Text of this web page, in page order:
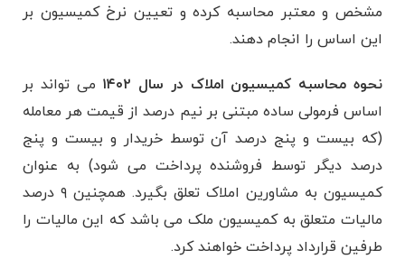
مشخص و معتبر محاسبه کرده و تعیین نرخ کمیسیون بر
این اساس را انجام دهند.
نحوه محاسبه کمیسیون املاک در سال ۱۴۰۲
می ‌تواند بر
اساس فرمولی ساده مبتنی بر نیم درصد از قیمت هر معامله
(که بیست و پنج درصد آن توسط خریدار و بیست و پنج
درصد دیگر توسط فروشنده پرداخت می ‌شود) به عنوان
کمیسیون به مشاورین املاک تعلق بگیرد. همچنین ۹ درصد
مالیات متعلق به کمیسیون ملک می باشد که این مالیات را
طرفین قرارداد پرداخت خواهند کرد.